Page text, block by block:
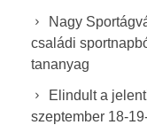
Nagy
családi
tananyag
Elindult a
szeptember 18-